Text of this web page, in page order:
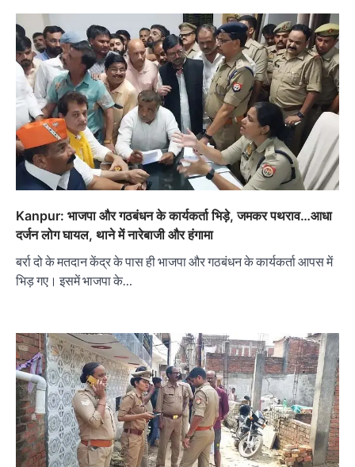
Kanpur: भाजपा और गठबंधन के कार्यकर्ता भिड़े, जमकर पथराव…आधा
दर्जन लोग घायल, थाने में नारेबाजी और हंगामा
बर्रा दो के मतदान केंद्र के पास ही भाजपा और गठबंधन के कार्यकर्ता आपस में
भिड़ गए। इसमें भाजपा के…